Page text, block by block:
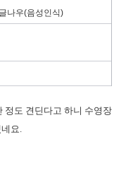
나우(음성인식)
정도 견딘다고 하니 수영장
요.